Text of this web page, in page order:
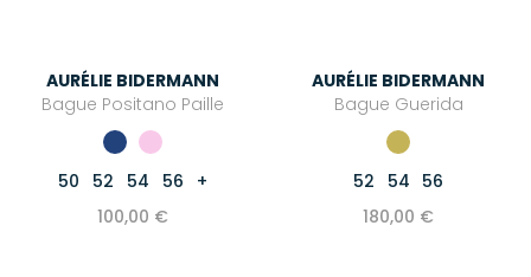
AURÉLIE BIDERMANN
Bague Positano Paille
50 52 54 56
+
100,00 €
AURÉLIE BIDERMANN
Bague Guerida
52 54 56
180,00 €